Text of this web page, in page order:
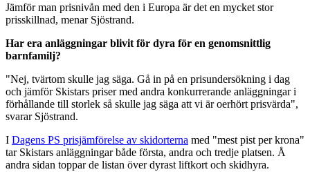
Jämför man prisnivån med den i Europa är det en mycket stor
prisskillnad, menar Sjöstrand.
Har era anläggningar blivit för dyra för en genomsnittlig
barnfamilj?
"Nej, tvärtom skulle jag säga. Gå in på en prisundersökning i dag
och jämför Skistars priser med andra konkurrerande anläggningar i
förhållande till storlek så skulle jag säga att vi är oerhört prisvärda",
svarar Sjöstrand.
I Dagens PS prisjämförelse av skidorterna med "mest pist per krona"
tar Skistars anläggningar både första, andra och tredje platsen. Å
andra sidan toppar de listan över dyrast liftkort och skidhyra.